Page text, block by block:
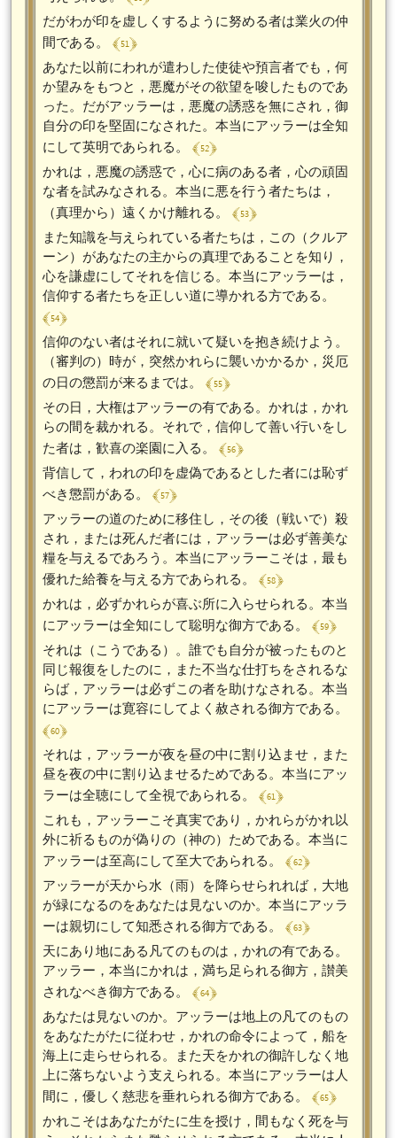
だがわが印を虚しくするように努める者は業火の仲
間である。 ﴾ 51 ﴿
あなた以前にわれが遣わした使徒や預言者でも，何
か望みをもつと，悪魔がその欲望を唆したものであ
った。だがアッラーは，悪魔の誘惑を無にされ，御
自分の印を堅固になされた。本当にアッラーは全知
にして英明であられる。 ﴾ 52 ﴿
かれは，悪魔の誘惑で，心に病のある者，心の頑固
な者を試みなされる。本当に悪を行う者たちは，
（真理から）遠くかけ離れる。 ﴾ 53 ﴿
また知識を与えられている者たちは，この（クルア
ーン）があなたの主からの真理であることを知り，
心を謙虚にしてそれを信じる。本当にアッラーは，
信仰する者たちを正しい道に導かれる方である。
﴾ 54 ﴿
信仰のない者はそれに就いて疑いを抱き続けよう。
（審判の）時が，突然かれらに襲いかかるか，災厄
の日の懲罰が来るまでは。 ﴾ 55 ﴿
その日，大権はアッラーの有である。かれは，かれ
らの間を裁かれる。それで，信仰して善い行いをし
た者は，歓喜の楽園に入る。 ﴾ 56 ﴿
背信して，われの印を虚偽であるとした者には恥ず
べき懲罰がある。 ﴾ 57 ﴿
アッラーの道のために移住し，その後（戦いで）殺
され，または死んだ者には，アッラーは必ず善美な
糧を与えるであろう。本当にアッラーこそは，最も
優れた給養を与える方であられる。 ﴾ 58 ﴿
かれは，必ずかれらが喜ぶ所に入らせられる。本当
にアッラーは全知にして聡明な御方である。 ﴾ 59 ﴿
それは（こうである）。誰でも自分が被ったものと
同じ報復をしたのに，また不当な仕打ちをされるな
らば，アッラーは必ずこの者を助けなされる。本当
にアッラーは寛容にしてよく赦される御方である。
﴾ 60 ﴿
それは，アッラーが夜を昼の中に割り込ませ，また
昼を夜の中に割り込ませるためである。本当にアッ
ラーは全聴にして全視であられる。 ﴾ 61 ﴿
これも，アッラーこそ真実であり，かれらがかれ以
外に祈るものが偽りの（神の）ためである。本当に
アッラーは至高にして至大であられる。 ﴾ 62 ﴿
アッラーが天から水（雨）を降らせられれば，大地
が緑になるのをあなたは見ないのか。本当にアッラ
ーは親切にして知悉される御方である。 ﴾ 63 ﴿
天にあり地にある凡てのものは，かれの有である。
アッラー，本当にかれは，満ち足られる御方，讃美
されなべき御方である。 ﴾ 64 ﴿
あなたは見ないのか。アッラーは地上の凡てのもの
をあなたがたに従わせ，かれの命令によって，船を
海上に走らせられる。また天をかれの御許しなく地
上に落ちないよう支えられる。本当にアッラーは人
間に，優しく慈悲を垂れられる御方である。 ﴾ 65 ﴿
かれこそはあなたがたに生を授け，間もなく死を与